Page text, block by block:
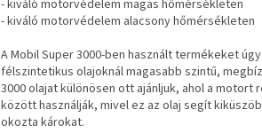
- kiváló motorvédelem magas hőmérsékleten
- kiváló motorvédelem alacsony hőmérsékleten
A Mobil Super 3000-ben használt termékeket
félszintetikus olajoknál magasabb szintű,
3000 olajat különösen ott ajánljuk, ahol a
között használják, mivel ez az olaj segít
okozta károkat.